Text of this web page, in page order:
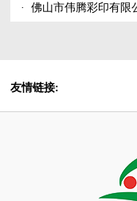
·
佛山市伟腾彩印有限
友情链接: